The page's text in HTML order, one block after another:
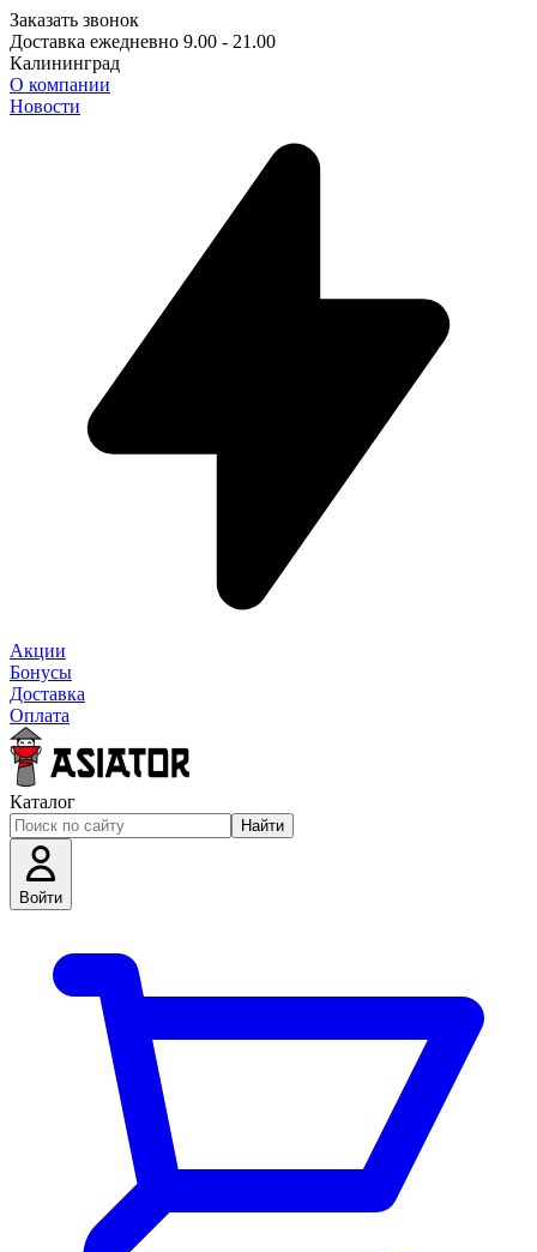
Заказать звонок
Доставка ежедневно 9.00 - 21.00
Калининград
О компании
Новости
Акции
Бонусы
Доставка
Оплата
Каталог
Найти
Войти